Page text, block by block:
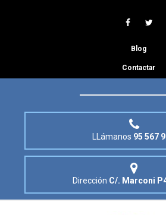
Blog
Contactar
LLámanos 95 567
Dirección C/. Marconi